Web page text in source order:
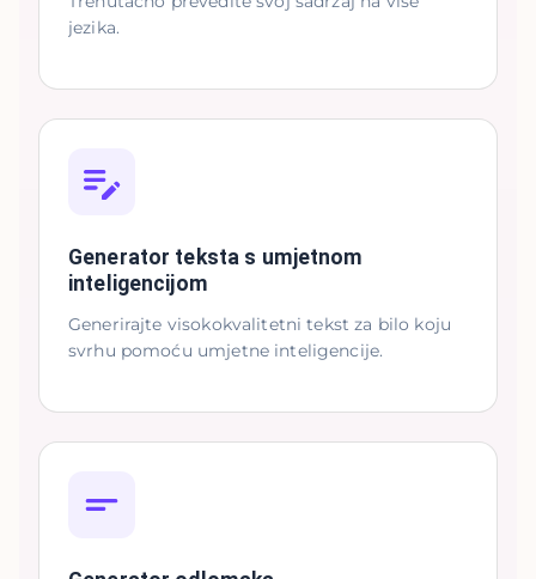
jezika.
Generator teksta s umjetnom
inteligencijom
Generirajte visokokvalitetni tekst za bilo koju
svrhu pomoću umjetne inteligencije.